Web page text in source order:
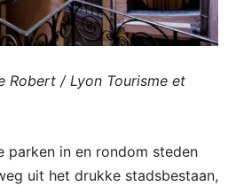
Robert / Lyon Tourisme et
parken in en rondom steden
uit het drukke stadsbestaan,